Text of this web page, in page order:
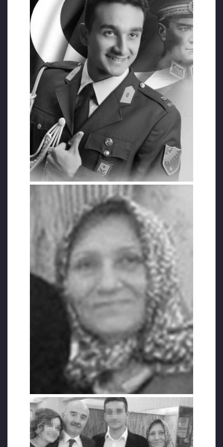
ÖĞRENCiNiN ANNESiNE VE BABASINA KARŞI
SON DEFA DiNi, ViCDANI VE iNSANi BiR
TÖRENE KATILMA HAKKI ELiNDEN ALINDI
Silivri’de tutuklu bulunan askeri öğrenci
Murat Can Güney’in annesi ve babasının
cenaze törenine katılmasına izin verilmemesi
muhalefet partilerinin ve bazı sivil toplum
örgütlerinin tepkisine yol açtı. Samsun’dan
Ordu’ya giderken geçirdikleri trafik
kazasında anne babasını yitiren Murat Can
Güney’in ebeveynlerin Fatsa’da düzenlenecek
cenaze törenine katılması konusundaki
talebine savcılığın olumlu görüş bildirdiği,
ancak talebin jandarma yetkilileri tarafından
Covid-19 salgını nedeniyle tedbir alma
konusunda zorluk yaşandığı gerekçesiyle
reddedildiği belirtildi.
Konuyla ilgili Adalet Bakanlığı’na not
gönderdiğini açıklayan Cumhuriyet Halk
Partisi (CHP) milletvekili Sezgin Tanrıkulu
sosyal medya hesabından paylaştığı videoda,
öğrencinin annesine ve babasına karşı son
defa dini, vicdani ve insani bir törene katılma
hakkının elinden alındığını söyledi ve “Hiç
olmazsa taziye hakkını tanıyın. Böyle
subjektif bir kararı olur mu jandarmanın?”
ifadelerini kullandı. Müebbet alan askeri
öğrencilerin anneleri anlatıyor: Yetiştiren de,
ceza veren de devlet. Covid-19 salgınına
rağmen kongre salonlarında, camide ibadet
sırasında binlerce kişinin bir araya gelmesine
izin verildiği hatırlatan Tanrıkulu
“Tutuklunun yasal hakkı olan törene
katılmasını engelleyip vicdani ve insanı suçla
anılmayın” diye yazdı.